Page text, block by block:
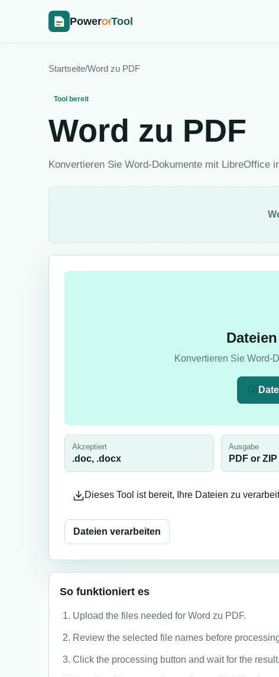
PowerOfTool
Startseite/Word zu PDF
Tool bereit
Word zu PDF
Konvertieren Sie Word-Dokumente mit LibreOffice
Konvertieren Sie Word-
Akzeptiert
.doc, .docx
Ausgabe
PDF or ZIP
Dieses Tool ist bereit, Ihre Dateien zu
Dateien verarbeiten
So funktioniert es
Upload the files needed for Word zu PDF.
Review the selected file names before
Click the processing button and wait for the result.